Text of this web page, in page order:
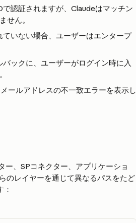
認証されますが、Claudeはマッチン
せん。
いない場合、ユーザーはエンタープ
ックに、ユーザーがログイン時に入
ールアドレスの不一致エラーを表示し
、SPコネクター、アプリケーショ
のレイヤーを通じて異なるパスをたど